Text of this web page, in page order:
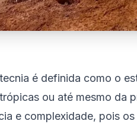
é definida como o
ou até mesmo da
e complexidade, pois